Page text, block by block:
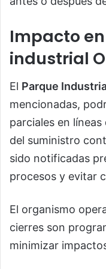
Impacto
industrial
El Parque
mencionadas,
parciales en
del suministro
sido notificadas
procesos y evitar
El organismo
cierres son
minimizar